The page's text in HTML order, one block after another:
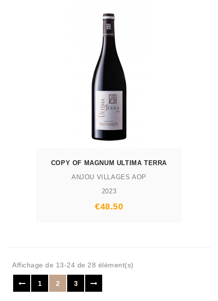
COPY OF MAGNUM ULTIMA TERRA
ANJOU VILLAGES AOP
2023
Prix
€48.50
Affichage de 13-24 de 28 élément(s)
1 2 3